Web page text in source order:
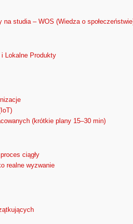
na studia – WOS (Wiedza o
Lokalne Produkty
(krótkie plany 15–30 min)
ciągły
realne wyzwanie